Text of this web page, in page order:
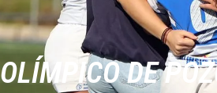
OLÍMPICO DE